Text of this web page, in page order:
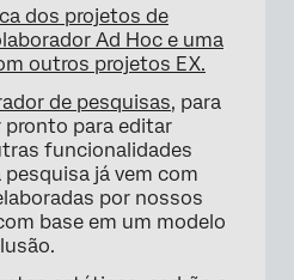
dos projetos de
Ad Hoc e uma
outros projetos EX.
de pesquisas, para
para editar
funcionalidades
pesquisa já vem com
por nossos
base em um modelo